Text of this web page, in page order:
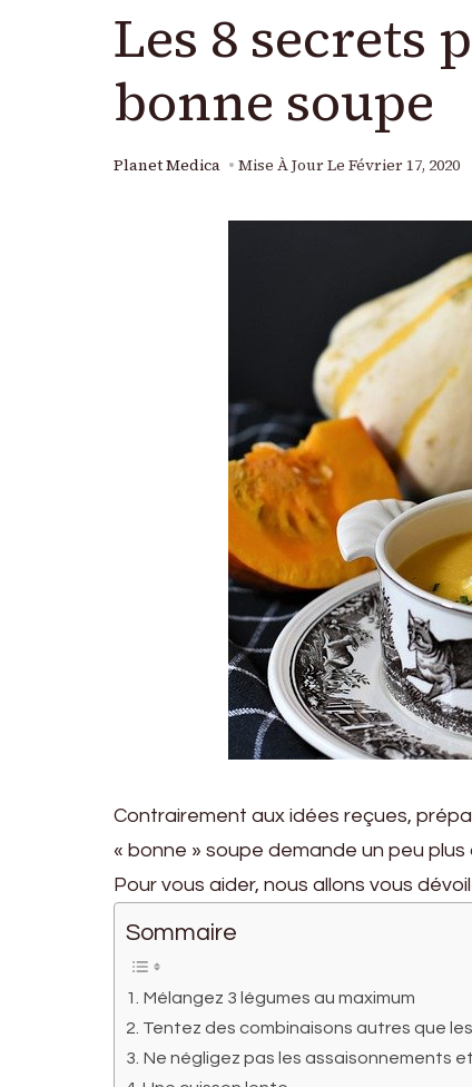
Les 8 secrets
bonne soupe
Planet Medica Mise À Jour Le Février 17, 2020
Contrairement aux idées reçues,
« bonne » soupe demande un peu
Pour vous aider, nous allons vous
Sommaire
Mélangez 3 légumes au maximum
Tentez des combinaisons autres que
Ne négligez pas les assaisonnements